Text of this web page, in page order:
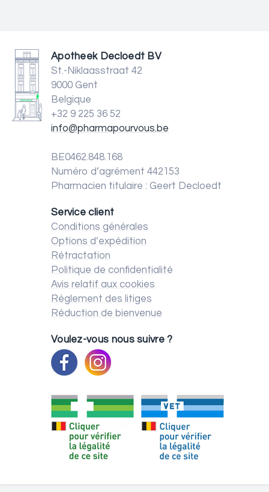
Apotheek Decloedt BV
St.-Niklaasstraat 42
9000 Gent
Belgique
+32 9 225 36 52
info@pharmapourvous.be
BE0462.848.168
Numéro d’agrément 442153
Pharmacien titulaire : Geert Decloedt
Service client
Conditions générales
Options d’expédition
Rétractation
Politique de confidentialité
Avis relatif aux cookies
Règlement des litiges
Réduction de bienvenue
Voulez-vous nous suivre ?